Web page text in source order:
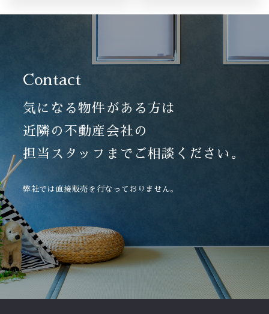
Contact
気になる物件がある方は
近隣の不動産会社の
担当スタッフまでご相談ください。
弊社では直接販売を行なっておりません。